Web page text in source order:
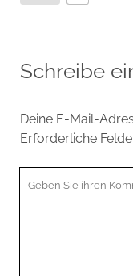
Schreibe
Deine E-Mail-
Erforderliche